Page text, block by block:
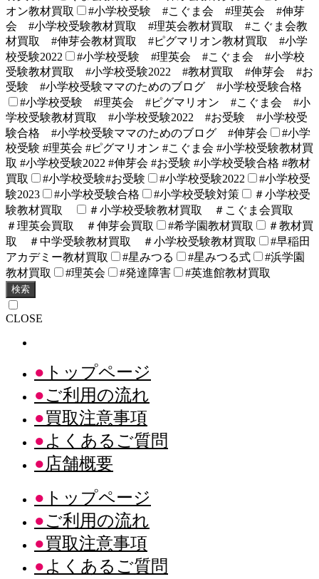
オン教材買取
#小学校受験 #こぐま会 #理英会 #伸芽
会 #小学校受験教材買取 #理英会教材買取 #こぐま会教
材買取 #伸芽会教材買取 #ピグマリオン教材買取 #小学
校受験2022
#小学校受験 #理英会 #こぐま会 #小学校
受験教材買取 #小学校受験2022 #教材買取 #伸芽会 #お
受験 #小学校受験ママのためのブログ #小学校受験合格
#小学校受験 #理英会 #ピグマリオン #こぐま会 #小
学校受験教材買取 #小学校受験2022 #お受験 #小学校受
験合格 #小学校受験ママのためのブログ #伸芽会
#小学
校受験 #理英会 #ピグマリオン #こぐま会 #小学校受験教材買
取 #小学校受験2022 #伸芽会 #お受験 #小学校受験合格 #教材
買取
#小学校受験#お受験 #小学校受験2022
#小学校受
験2023
#小学校受験合格 #小学校受験対策
＃小学校受
験教材買取
＃小学校受験教材買取 ＃こぐま会買取
＃理英会買取 ＃伸芽会買取
#希学園教材買取
＃教材買
取 ＃中学受験教材買取 ＃小学校受験教材買取
#早稲田
アカデミー教材買取
#星みつる #星みつる式
#浜学園
教材買取
#理英会 #発達障害 #英進館教材買取
検索
CLOSE
トップページ
ご利用の流れ
買取注意事項
よくあるご質問
店舗概要
トップページ
ご利用の流れ
買取注意事項
よくあるご質問